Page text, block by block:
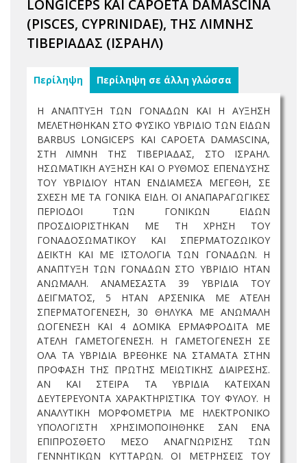
LONGICEPS ΚΑΙ CAPOETA DAMASCINA
(PISCES, CYPRINIDAE), ΤΗΣ ΛΙΜΝΗΣ
ΤΙΒΕΡΙΑΔΑΣ (ΙΣΡΑΗΛ)
Περίληψη Περίληψη σε άλλη γλώσσα
Η ΑΝΑΠΤΥΞΗ ΤΩΝ ΓΟΝΑΔΩΝ ΚΑΙ Η ΑΥΞΗΣΗ
ΜΕΛΕΤΗΘΗΚΑΝ ΣΤΟ ΦΥΣΙΚΟ ΥΒΡΙΔΙΟ ΤΩΝ ΕΙΔΩΝ
BARBUS LONGICEPS ΚΑΙ CAPOETA DAMASCINA,
ΣΤΗ ΛΙΜΝΗ ΤΗΣ ΤΙΒΕΡΙΑΔΑΣ, ΣΤΟ ΙΣΡΑΗΛ.
ΗΣΩΜΑΤΙΚΗ ΑΥΞΗΣΗ ΚΑΙ Ο ΡΥΘΜΟΣ ΕΠΕΝΔΥΣΗΣ
ΤΟΥ ΥΒΡΙΔΙΟΥ ΗΤΑΝ ΕΝΔΙΑΜΕΣΑ ΜΕΓΕΘΗ, ΣΕ
ΣΧΕΣΗ ΜΕ ΤΑ ΓΟΝΙΚΑ ΕΙΔΗ. ΟΙ ΑΝΑΠΑΡΑΓΩΓΙΚΕΣ
ΠΕΡΙΟΔΟΙ ΤΩΝ ΓΟΝΙΚΩΝ ΕΙΔΩΝ
ΠΡΟΣΔΙΟΡΙΣΤΗΚΑΝ ΜΕ ΤΗ ΧΡΗΣΗ ΤΟΥ
ΓΟΝΑΔΟΣΩΜΑΤΙΚΟΥ ΚΑΙ ΣΠΕΡΜΑΤΟΖΩΙΚΟΥ
ΔΕΙΚΤΗ ΚΑΙ ΜΕ ΙΣΤΟΛΟΓΙΑ ΤΩΝ ΓΟΝΑΔΩΝ. Η
ΑΝΑΠΤΥΞΗ ΤΩΝ ΓΟΝΑΔΩΝ ΣΤΟ ΥΒΡΙΔΙΟ ΗΤΑΝ
ΑΝΩΜΑΛΗ. ΑΝΑΜΕΣΑΣΤΑ 39 ΥΒΡΙΔΙΑ ΤΟΥ
ΔΕΙΓΜΑΤΟΣ, 5 ΗΤΑΝ ΑΡΣΕΝΙΚΑ ΜΕ ΑΤΕΛΗ
ΣΠΕΡΜΑΤΟΓΕΝΕΣΗ, 30 ΘΗΛΥΚΑ ΜΕ ΑΝΩΜΑΛΗ
ΩΟΓΕΝΕΣΗ ΚΑΙ 4 ΔΟΜΙΚΑ ΕΡΜΑΦΡΟΔΙΤΑ ΜΕ
ΑΤΕΛΗ ΓΑΜΕΤΟΓΕΝΕΣΗ. Η ΓΑΜΕΤΟΓΕΝΕΣΗ ΣΕ
ΟΛΑ ΤΑ ΥΒΡΙΔΙΑ ΒΡΕΘΗΚΕ ΝΑ ΣΤΑΜΑΤΑ ΣΤΗΝ
ΠΡΟΦΑΣΗ ΤΗΣ ΠΡΩΤΗΣ ΜΕΙΩΤΙΚΗΣ ΔΙΑΙΡΕΣΗΣ.
ΑΝ ΚΑΙ ΣΤΕΙΡΑ ΤΑ ΥΒΡΙΔΙΑ ΚΑΤΕΙΧΑΝ
ΔΕΥΤΕΡΕΥΟΝΤΑ ΧΑΡΑΚΤΗΡΙΣΤΙΚΑ ΤΟΥ ΦΥΛΟΥ. Η
ΑΝΑΛΥΤΙΚΗ ΜΟΡΦΟΜΕΤΡΙΑ ΜΕ ΗΛΕΚΤΡΟΝΙΚΟ
ΥΠΟΛΟΓΙΣΤΗ ΧΡΗΣΙΜΟΠΟΙΗΘΗΚΕ ΣΑΝ ΕΝΑ
ΕΠΙΠΡΟΣΘΕΤΟ ΜΕΣΟ ΑΝΑΓΝΩΡΙΣΗΣ ΤΩΝ
ΓΕΝΝΗΤΙΚΩΝ ΚΥΤΤΑΡΩΝ. ΟΙ ΜΕΤΡΗΣΕΙΣ ΤΟΥ